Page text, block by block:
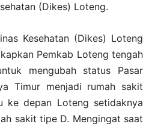
(Dikes) Loteng.
Kesehatan (Dikes) Loteng
Pemkab Loteng tengah
mengubah status Pasar
Timur menjadi rumah sakit
ke depan Loteng setidaknya
sakit tipe D. Mengingat saat